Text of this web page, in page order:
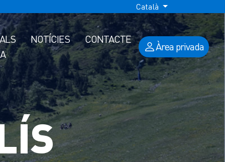
Català
NOTÍCIES CONTACTE
Àrea privada